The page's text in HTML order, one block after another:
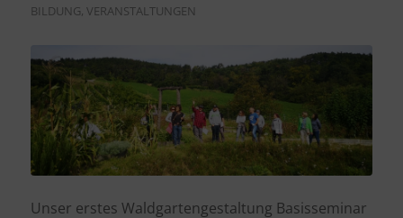
BILDUNG, VERANSTALTUNGEN
Unser erstes Waldgartengestaltung Basisseminar